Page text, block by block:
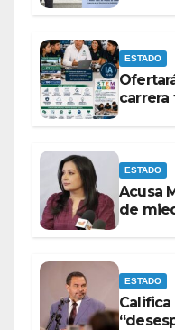
ESTADO
carrera
ESTADO
Acusa
de
ESTADO